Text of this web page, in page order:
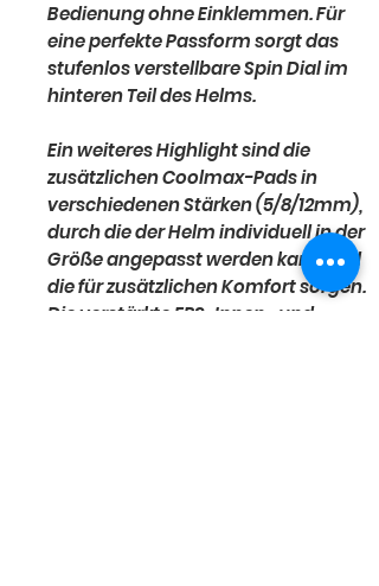
Bedienung ohne Einklemmen. Für
eine perfekte Passform sorgt das
stufenlos verstellbare Spin Dial im
hinteren Teil des Helms.
Ein weiteres Highlight sind die
zusätzlichen Coolmax-Pads in
verschiedenen Stärken (5/8/12mm),
durch die der Helm individuell in der
Größe angepasst werden kann und
die für zusätzlichen Komfort sorgen.
Die verstärkte EPS-Innen- und